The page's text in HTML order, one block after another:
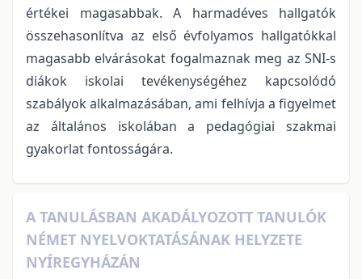
értékei magasabbak. A harmadéves hallgatók
összehasonlítva az első évfolyamos hallgatókkal
magasabb elvárásokat fogalmaznak meg az SNI-s
diákok iskolai tevékenységéhez kapcsolódó
szabályok alkalmazásában, ami felhívja a figyelmet
az általános iskolában a pedagógiai szakmai
gyakorlat fontosságára.
A TANULÁSBAN AKADÁLYOZOTT TANULÓK
NÉMET NYELVOKTATÁSÁNAK HELYZETE
NYÍREGYHÁZÁN